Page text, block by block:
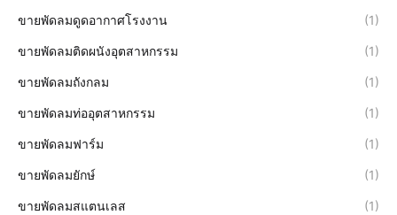
ขายพัดลมดูดอากาศโรงงาน (1)
ขายพัดลมติดผนังอุตสาหกรรม (1)
ขายพัดลมถังกลม (1)
ขายพัดลมท่ออุตสาหกรรม (1)
ขายพัดลมฟาร์ม (1)
ขายพัดลมยักษ์ (1)
ขายพัดลมสแตนเลส (1)